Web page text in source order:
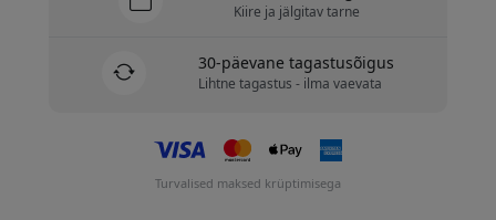
Kiire ja jälgitav tarne
30-päevane tagastusõigus
Lihtne tagastus - ilma vaevata
Turvalised maksed krüptimisega